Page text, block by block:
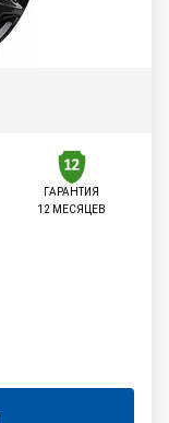
ГАРАНТИЯ
12 МЕСЯЦЕВ